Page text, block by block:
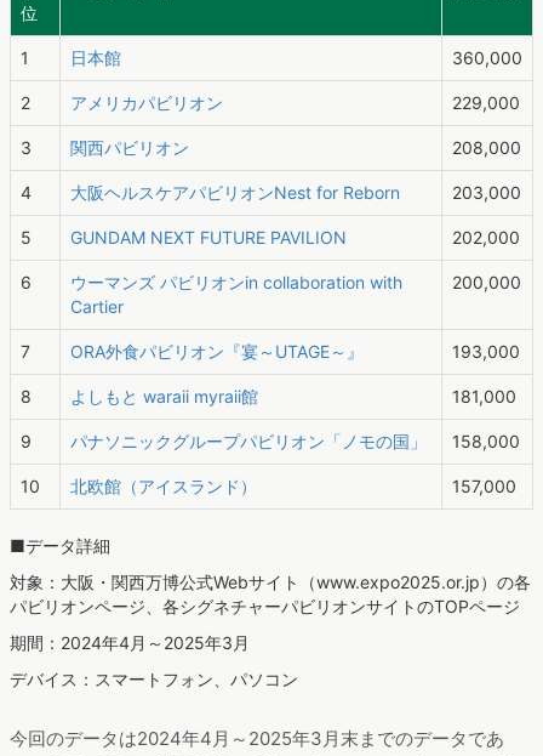
位
1 日本館 360,000
2 アメリカパビリオン 229,000
3 関西パビリオン 208,000
4 大阪ヘルスケアパビリオンNest for Reborn 203,000
5 GUNDAM NEXT FUTURE PAVILION 202,000
6
ウーマンズ パビリオンin collaboration with
Cartier
200,000
7 ORA外食パビリオン『宴～UTAGE～』 193,000
8 よしもと waraii myraii館 181,000
9 パナソニックグループパビリオン「ノモの国」 158,000
10 北欧館（アイスランド） 157,000
■データ詳細
対象：大阪・関西万博公式Webサイト（www.expo2025.or.jp）の各
パビリオンページ、各シグネチャーパビリオンサイトのTOPページ
期間：2024年4月～2025年3月
デバイス：スマートフォン、パソコン
今回のデータは2024年4月～2025年3月末までのデータであ